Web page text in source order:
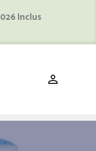
Inclus
